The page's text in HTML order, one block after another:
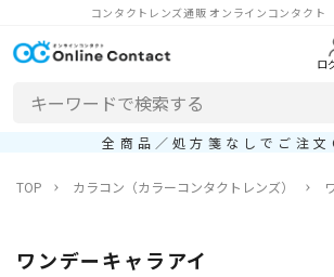
コンタクトレンズ通販 オンラインコンタク
ロ
全商品／処方箋なしでご注文
TOP カラコン（カラーコンタクトレンズ）
ワンデーキャラアイ